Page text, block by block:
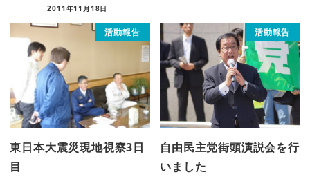
2011年11月18日
活動報告
東日本大震災現地視察3日
目
活動報告
自由民主党街頭演説会を行
いました